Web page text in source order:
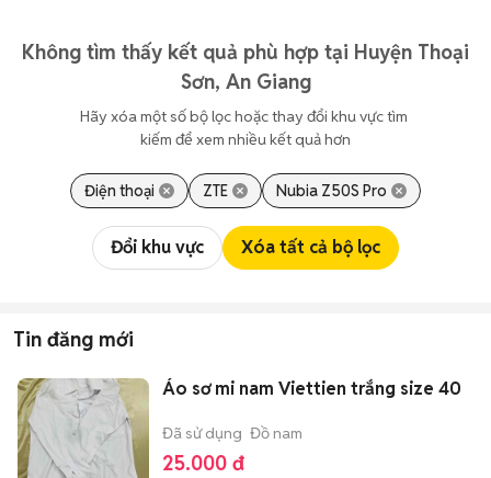
Không tìm thấy kết quả phù hợp tại Huyện Thoại
Sơn, An Giang
Hãy xóa một số bộ lọc hoặc thay đổi khu vực tìm
kiếm để xem nhiều kết quả hơn
Điện thoại ZTE Nubia Z50S Pro
Đổi khu vực Xóa tất cả bộ lọc
Tin đăng mới
Áo sơ mi nam Viettien trắng size 40
Đã sử dụng Đồ nam
25.000 đ